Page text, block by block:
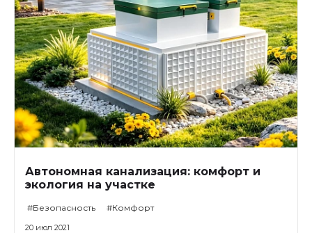
Автономная канализация: комфорт и
экология на участке
#Безопасность #Комфорт
20 июл 2021